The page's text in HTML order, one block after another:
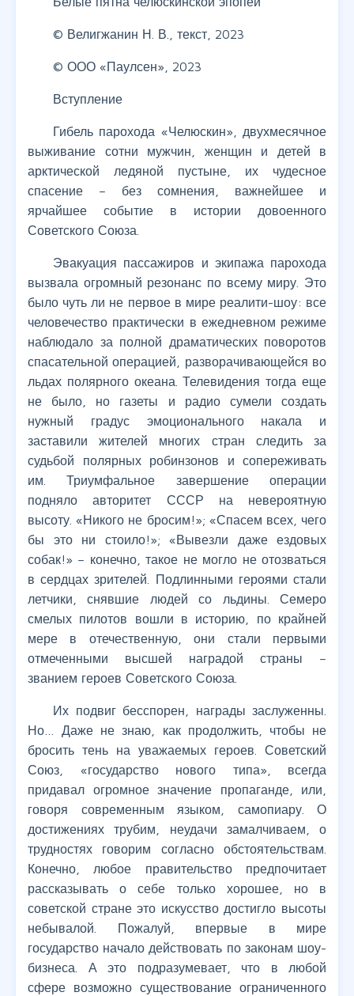
© Велигжанин Н. В., текст, 2023
© ООО «Паулсен», 2023
Вступление
Гибель парохода «Челюскин», двухмесячное
выживание сотни мужчин, женщин и детей в
арктической ледяной пустыне, их чудесное
спасение – без сомнения, важнейшее и
ярчайшее событие в истории довоенного
Советского Союза.
Эвакуация пассажиров и экипажа парохода
вызвала огромный резонанс по всему миру. Это
было чуть ли не первое в мире реалити-шоу: все
человечество практически в ежедневном режиме
наблюдало за полной драматических поворотов
спасательной операцией, разворачивающейся во
льдах полярного океана. Телевидения тогда еще
не было, но газеты и радио сумели создать
нужный градус эмоционального накала и
заставили жителей многих стран следить за
судьбой полярных робинзонов и сопереживать
им. Триумфальное завершение операции
подняло авторитет СССР на невероятную
высоту. «Никого не бросим!»; «Спасем всех, чего
бы это ни стоило!»; «Вывезли даже ездовых
собак!» – конечно, такое не могло не отозваться
в сердцах зрителей. Подлинными героями стали
летчики, снявшие людей со льдины. Семеро
смелых пилотов вошли в историю, по крайней
мере в отечественную, они стали первыми
отмеченными высшей наградой страны –
званием героев Советского Союза.
Их подвиг бесспорен, награды заслуженны.
Но… Даже не знаю, как продолжить, чтобы не
бросить тень на уважаемых героев. Советский
Союз, «государство нового типа», всегда
придавал огромное значение пропаганде, или,
говоря современным языком, самопиару. О
достижениях трубим, неудачи замалчиваем, о
трудностях говорим согласно обстоятельствам.
Конечно, любое правительство предпочитает
рассказывать о себе только хорошее, но в
советской стране это искусство достигло высоты
небывалой. Пожалуй, впервые в мире
государство начало действовать по законам шоу-
бизнеса. А это подразумевает, что в любой
сфере возможно существование ограниченного